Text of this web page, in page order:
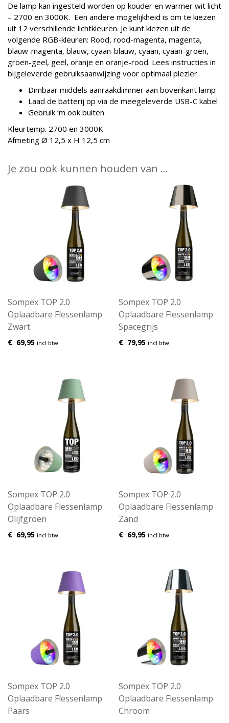
De lamp kan ingesteld worden op kouder en warmer wit licht
– 2700 en 3000K. Een andere mogelijkheid is om te kiezen
uit 12 verschillende lichtkleuren. Je kunt kiezen uit de
volgende RGB-kleuren: Rood, rood-magenta, magenta,
blauw-magenta, blauw, cyaan-blauw, cyaan, cyaan-groen,
groen-geel, geel, oranje en oranje-rood. Lees instructies in
bijgeleverde gebruiksaanwijzing voor optimaal plezier.
Dimbaar middels aanraakdimmer aan bovenkant lamp
Laad de batterij op via de meegeleverde USB-C kabel
Gebruik ‘m ook buiten
Kleurtemp. 2700 en 3000K
Afmeting Ø 12,5 x H 12,5 cm
Je zou ook kunnen houden van …
Sompex TOP 2.0
Oplaadbare Flessenlamp
Zwart
€ 69,95 incl btw
Sompex TOP 2.0
Oplaadbare Flessenlamp
Spacegrijs
€ 79,95 incl btw
Sompex TOP 2.0
Oplaadbare Flessenlamp
Olijfgroen
€ 69,95 incl btw
Sompex TOP 2.0
Oplaadbare Flessenlamp
Zand
€ 69,95 incl btw
Sompex TOP 2.0
Oplaadbare Flessenlamp
Paars
Sompex TOP 2.0
Oplaadbare Flessenlamp
Chroom